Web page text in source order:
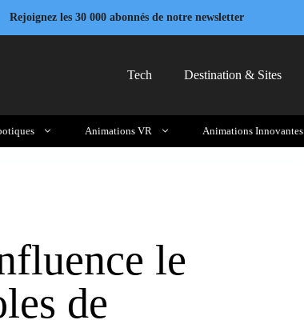
Rejoignez les 30 000 abonnés de notre newsletter
Tech Destination & Sites
Animations VR Animations Innovantes
le
de